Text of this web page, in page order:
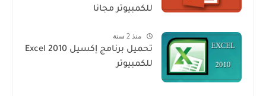
للكمبيوتر مجانا
منذ 2 سنة
تحميل برنامج إكسيل Excel 2010
للكمبيوتر